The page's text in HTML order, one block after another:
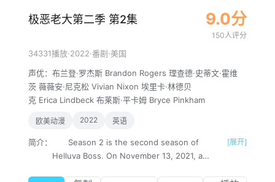
极恶老大第二季 第2集 9.0分
150人评分
34331播放·2022·番剧·美国
声优： 布兰登·罗杰斯 Brandon Rogers 理查德·史蒂文·霍维
茨 薇薇安·尼克松 Vivian Nixon 埃里卡·林德贝
克 Erica Lindbeck 布莱斯·平卡姆 Bryce Pinkham
欧美动漫 2022 英语
简介：
Season 2 is the second season of
Helluva Boss. On November 13, 2021, a
[展开]